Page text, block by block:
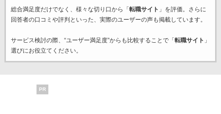
総合満足度だけでなく、様々な切り口から「 転職サイト 」を評価。さらに
回答者の口コミや評判といった、実際のユーザーの声も掲載しています。
サービス検討の際、“ユーザー満足度”からも比較することで「 転職サイト 」
選びにお役立てください。
PR